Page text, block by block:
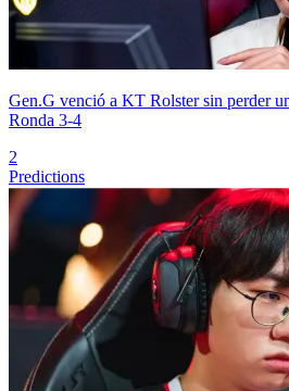
Gen.G venció a KT Rolster sin perder
Ronda 3-4
2
Predictions